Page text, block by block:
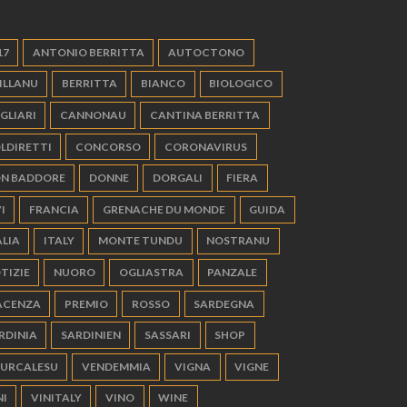
ANTONIO BERRITTA AUTOCTONO
BERRITTA BIANCO BIOLOGICO
CANNONAU CANTINA BERRITTA
CONCORSO CORONAVIRUS
BADDORE DONNE DORGALI FIERA
FRANCIA GRENACHE DU MONDE GUIDA
ITALY MONTE TUNDU NOSTRANU
NUORO OGLIASTRA PANZALE
PREMIO ROSSO SARDEGNA
SARDINIEN SASSARI SHOP
VENDEMMIA VIGNA VIGNE
VINITALY VINO WINE